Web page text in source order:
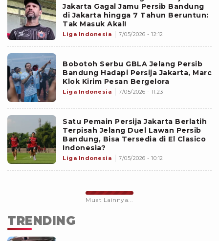
Jakarta Gagal Jamu Persib Bandung
di Jakarta hingga 7 Tahun Beruntun:
Tak Masuk Akal!
Liga Indonesia 7/05/2026 - 12:12
Bobotoh Serbu GBLA Jelang Persib
Bandung Hadapi Persija Jakarta, Marc
Klok Kirim Pesan Bergelora
Liga Indonesia 7/05/2026 - 11:23
Satu Pemain Persija Jakarta Berlatih
Terpisah Jelang Duel Lawan Persib
Bandung, Bisa Tersedia di El Clasico
Indonesia?
Liga Indonesia 7/05/2026 - 10:12
Muat Lainnya...
TRENDING